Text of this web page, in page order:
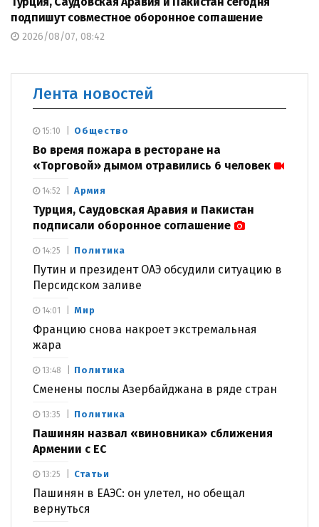
подпишут совместное оборонное соглашение
2026/08/07, 08:42
Лента новостей
Общество
Во время пожара в ресторане на
«Торговой» дымом отравились 6 человек
15:10
Армия
Турция, Саудовская Аравия и Пакистан
подписали оборонное соглашение
14:52
Политика
Путин и президент ОАЭ обсудили ситуацию в
Персидском заливе
14:25
Мир
Францию снова накроет экстремальная
жара
14:01
Политика
Сменены послы Азербайджана в ряде стран
13:48
Политика
Пашинян назвал «виновника» сближения
Армении с ЕС
13:35
Статьи
Пашинян в ЕАЭС: он улетел, но обещал
вернуться
13:25